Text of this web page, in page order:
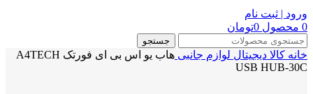
ورود | ثبت نام
0 محصول 0تومان
جستجو
خانه کالا دیجیتال لوازم جانبی
هاب یو اس بی ای فورتک A4TECH
USB HUB-30C